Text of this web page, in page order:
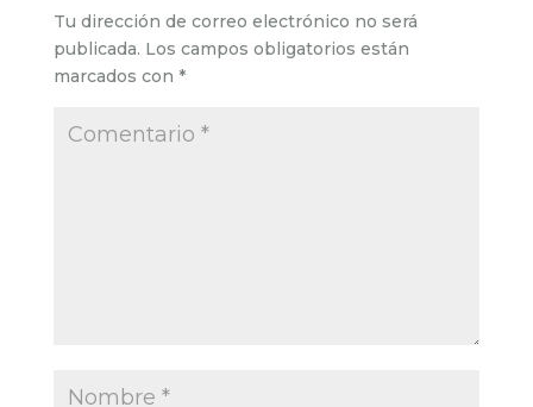
Tu dirección de correo electrónico no será
publicada. Los campos obligatorios están
marcados con *